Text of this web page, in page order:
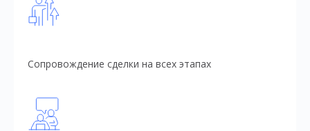
Сопровождение сделки на всех этапах